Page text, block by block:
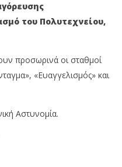
ΤΩΡΑ
ΠΕΝΤΕ ΣΤΑΘΜΟΙ ΤΗΝ
του Πολυτεχνείου,
προσωρινά οι σταθμοί
«Eυαγγελισμός» και
Αστυνομία.